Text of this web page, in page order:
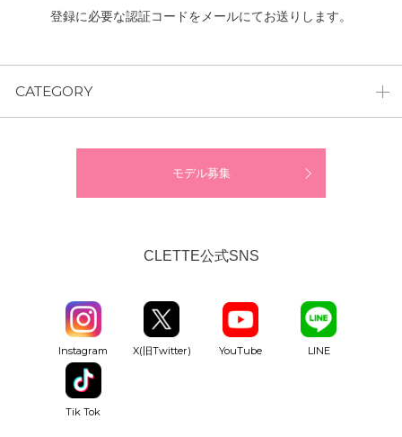
登録に必要な認証コードをメールにてお送りします。
CATEGORY
モデル募集
CLETTE公式SNS
Instagram X(旧Twitter) YouTube LINE
Tik Tok